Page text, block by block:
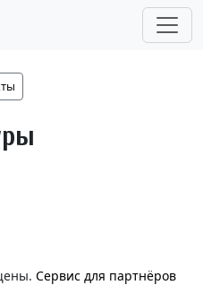
Сервис для партнёров